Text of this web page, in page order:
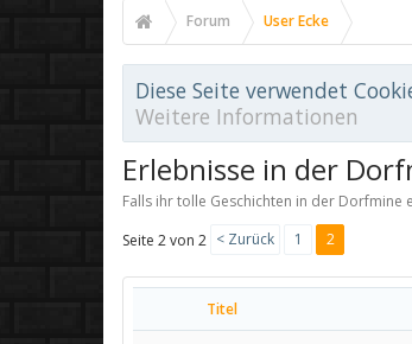
Forum User Ecke
Diese Seite verwendet
Weitere Informationen
Erlebnisse in der
Falls ihr tolle Geschichten in der
Seite 2 von 2 < Zurück 1 2
Titel